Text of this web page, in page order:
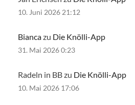
10. Juni 2026 21:12
Biancazu Die Knölli-App
31. Mai 2026 0:23
Radeln in BB zu Die Knölli-App
10. Mai 2026 17:06